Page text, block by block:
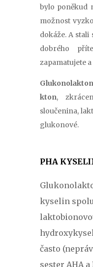
bylo poněkud
možnost
dokáže. A stali
dobrého
zapamatujete
Glukonolakton
kton,
sloučenina,
glukonové.
PHA
kyselin
často
sester AHA